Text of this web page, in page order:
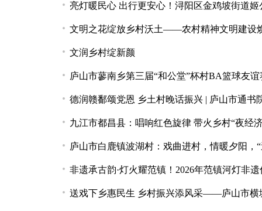
亮灯暖民心 出行更安心！浔阳区金鸡坡街道
文明之花绽放乡村沃土——农村精神文明建设
文润乡村绽新颜
庐山市蓼南乡第三届“和公堂”杯村BA篮球友
德润赣鄱颂党恩 乡土村晚话振兴 | 庐山市通书
九江市都昌县：唱响红色旋律 带火乡村“夜经
庐山市白鹿镇波湖村：戏曲进村，情暖夕阳，
非遗承古韵·灯火耀范镇！2026年范镇河灯非
送戏下乡惠民生 乡村振兴添风采——庐山市横